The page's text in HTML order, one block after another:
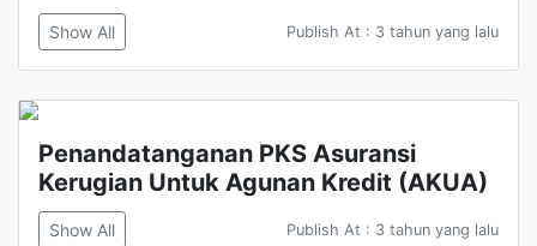
Show All Publish At : 3 tahun yang lalu
Penandatanganan PKS Asuransi
Kerugian Untuk Agunan Kredit (AKUA)
Show All Publish At : 3 tahun yang lalu